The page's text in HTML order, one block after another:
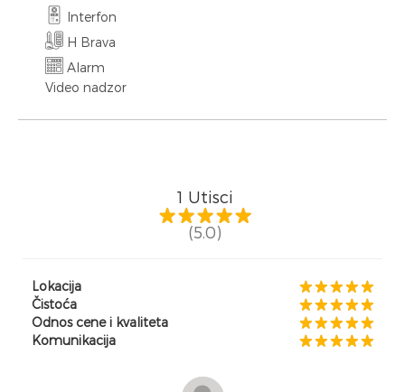
Interfon
H Brava
Alarm
Video nadzor
1 Utisci
(5.0)
Lokacija
Čistoća
Odnos cene i kvaliteta
Komunikacija